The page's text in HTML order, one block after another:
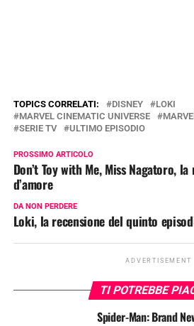
TOPICS CORRELATI: DISNEY
LOKI
MARVEL CINEMATIC UNIVERSE
SERIE TV
ULTIMO EPISODIO
PROSSIMO ARTICOLO
Don’t Toy with Me, Miss Nagatoro,
d’amore
DA NON PERDERE
Loki, la recensione del quinto
ADVERTISEMENT
TI POTREBBE
Spider-Man: Brand